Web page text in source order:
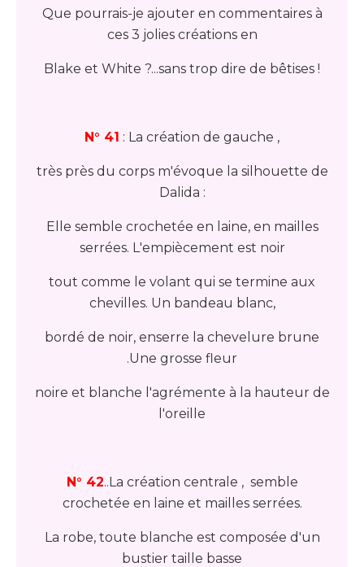
Que pourrais-je ajouter en commentaires à
ces 3 jolies créations en
Blake et White ?...sans trop dire de bêtises !
N° 41 : La création de gauche ,
très près du corps m'évoque la silhouette de
Dalida :
Elle semble crochetée en laine, en mailles
serrées. L'empiècement est noir
tout comme le volant qui se termine aux
chevilles. Un bandeau blanc,
bordé de noir, enserre la chevelure brune
.Une grosse fleur
noire et blanche l'agrémente à la hauteur de
l'oreille
N° 42..La création centrale , semble
crochetée en laine et mailles serrées.
La robe, toute blanche est composée d'un
bustier taille basse